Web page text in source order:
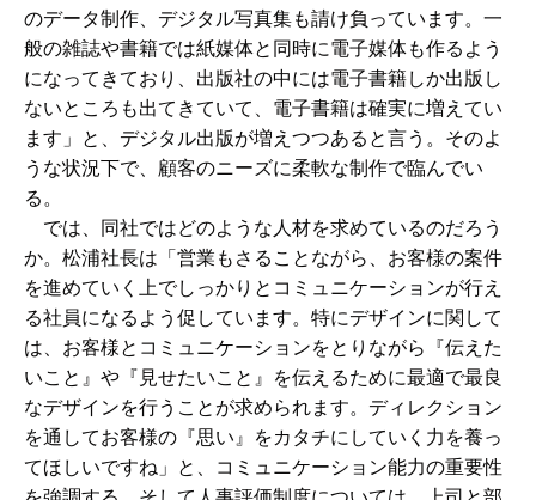
のデータ制作、デジタル写真集も請け負っています。一
般の雑誌や書籍では紙媒体と同時に電子媒体も作るよう
になってきており、出版社の中には電子書籍しか出版し
ないところも出てきていて、電子書籍は確実に増えてい
ます」と、デジタル出版が増えつつあると言う。そのよ
うな状況下で、顧客のニーズに柔軟な制作で臨んでい
る。
では、同社ではどのような人材を求めているのだろう
か。松浦社長は「営業もさることながら、お客様の案件
を進めていく上でしっかりとコミュニケーションが行え
る社員になるよう促しています。特にデザインに関して
は、お客様とコミュニケーションをとりながら『伝えた
いこと』や『見せたいこと』を伝えるために最適で最良
なデザインを行うことが求められます。ディレクション
を通してお客様の『思い』をカタチにしていく力を養っ
てほしいですね」と、コミュニケーション能力の重要性